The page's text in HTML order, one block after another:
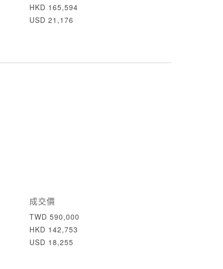
HKD 165,594
USD 21,176
成交價
TWD 590,000
HKD 142,753
USD 18,255